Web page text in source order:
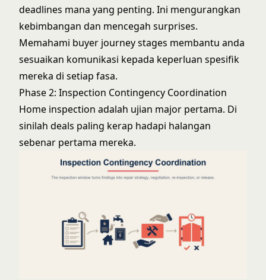
deadlines mana yang penting. Ini mengurangkan
kebimbangan dan mencegah surprises.
Memahami buyer journey stages membantu anda
sesuaikan komunikasi kepada keperluan spesifik
mereka di setiap fasa.
Phase 2: Inspection Contingency Coordination
Home inspection adalah ujian major pertama. Di
sinilah deals paling kerap hadapi halangan
sebenar pertama mereka.